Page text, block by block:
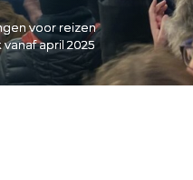
voor reizen
april 2025